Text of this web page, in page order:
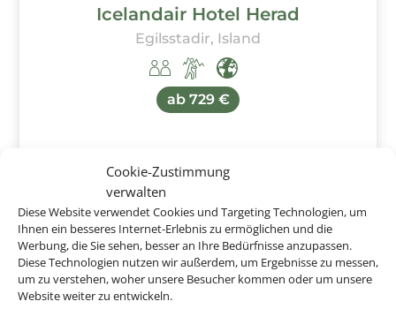
Cookie-Zustimmung
verwalten
Diese Website verwendet Cookies und Targeting Technologien, um
Ihnen ein besseres Internet-Erlebnis zu ermöglichen und die
Werbung, die Sie sehen, besser an Ihre Bedürfnisse anzupassen.
Diese Technologien nutzen wir außerdem, um Ergebnisse zu messen,
um zu verstehen, woher unsere Besucher kommen oder um unsere
Website weiter zu entwickeln.
Icelandair Hotel Herad
Egilsstadir, Island
ab 729 €
​Buchen Sie jetzt ganz
entspannt Ihren